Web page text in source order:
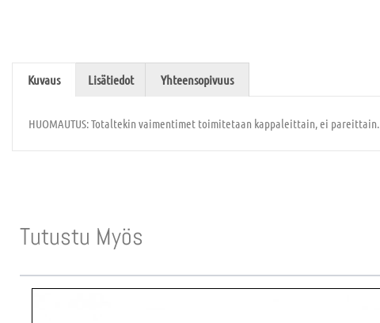
Kuvaus Lisätiedot Yhteensopivuus
HUOMAUTUS: Totaltekin vaimentimet toimitetaan kappaleittain, ei pareittain.
Tutustu Myös